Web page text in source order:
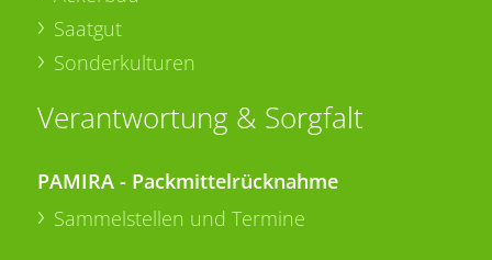
Saatgut
Sonderkulturen
Verantwortung & Sorgfalt
PAMIRA - Packmittelrücknahme
Sammelstellen und Termine